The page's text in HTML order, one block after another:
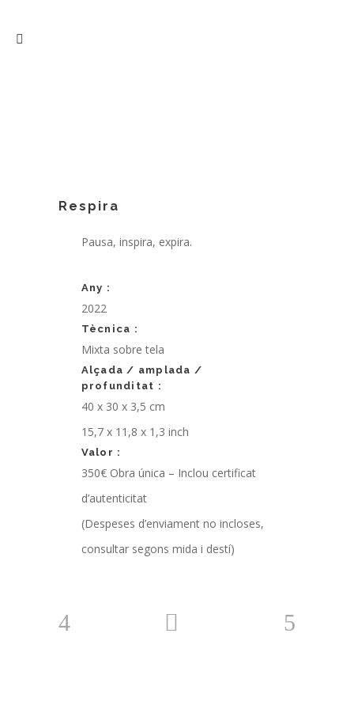
Respira
Pausa, inspira, expira.
Any :
2022
Tècnica :
Mixta sobre tela
Alçada / amplada /
profunditat :
40 x 30 x 3,5 cm
15,7 x 11,8 x 1,3 inch
Valor :
350€ Obra única – Inclou certificat
d’autenticitat
(Despeses d’enviament no incloses,
consultar segons mida i destí)